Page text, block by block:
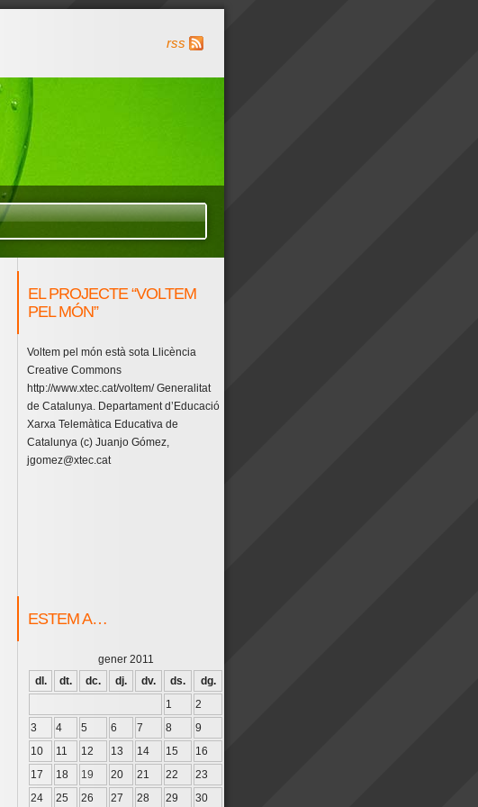
rss
EL PROJECTE “VOLTEM
PEL MÓN”
Voltem pel món està sota Llicència
Creative Commons
http://www.xtec.cat/voltem/ Generalitat
de Catalunya. Departament d’Educació
Xarxa Telemàtica Educativa de
Catalunya (c) Juanjo Gómez,
jgomez@xtec.cat
ESTEM A…
gener 2011
dl.
dt. dc. dj. dv. ds.
dg.
1
2
3
4 5 6 7 8
9
10
11 12 13 14 15
16
17
18 19 20 21 22
23
24
25 26 27 28 29 30